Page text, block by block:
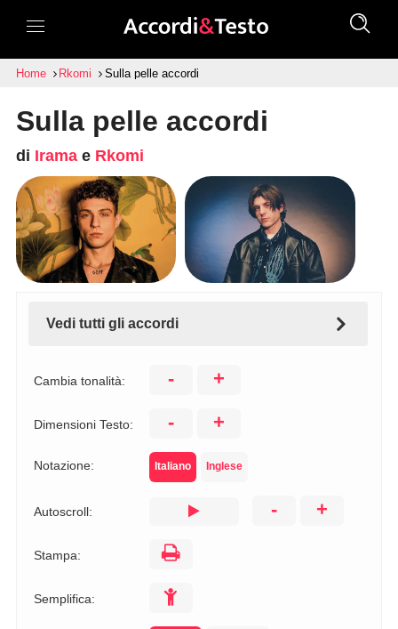
Home Rkomi Sulla pelle accordi
Sulla pelle accordi
di Iramae Rkomi
Vedi tutti gli accordi
Cambia tonalità: - +
Dimensioni Testo: - +
Notazione: Italiano Inglese
Autoscroll: - +
Stampa:
Semplifica: